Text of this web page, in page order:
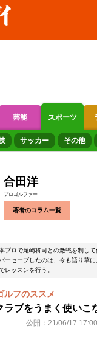
芸能 スポーツ
オートレース
サッカー その他
合田洋
プロゴルファー
著者のコラム一覧
プロで尾崎将司との激戦を制し
ーセーブしたのは、今も語り草
レッスンを行う。
ルフのススメ
ラブをうまく使いこ
公開： 21/06/17 17:00